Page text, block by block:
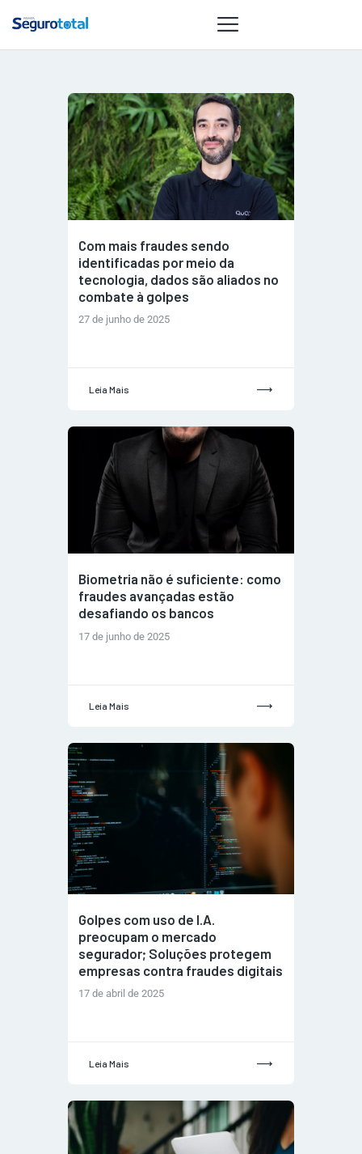
NOTÍCIAS
REVISTA
ESPECIAIS
GAIVOTA DE
OURO
MULHERES
GESTORAS
HOMEST
HOME
Com mais fraudes sendo
identificadas por meio da
tecnologia, dados são aliados no
combate à golpes
27 de junho de 2025
Leia Mais
Biometria não é suficiente: como
fraudes avançadas estão
desafiando os bancos
17 de junho de 2025
Leia Mais
Golpes com uso de I.A.
preocupam o mercado
segurador; Soluções protegem
empresas contra fraudes digitais
17 de abril de 2025
Leia Mais